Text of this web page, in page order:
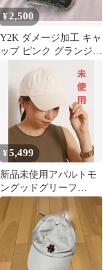
¥2,500
Y2K ダメージ加工 キャ
ップ ピンク グランジ
¥5,499
新品未使用アパルトモ
ングッドグリーフ
CGACAP